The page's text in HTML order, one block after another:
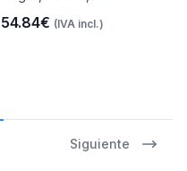
54.84€ (IVA incl.)
Siguiente